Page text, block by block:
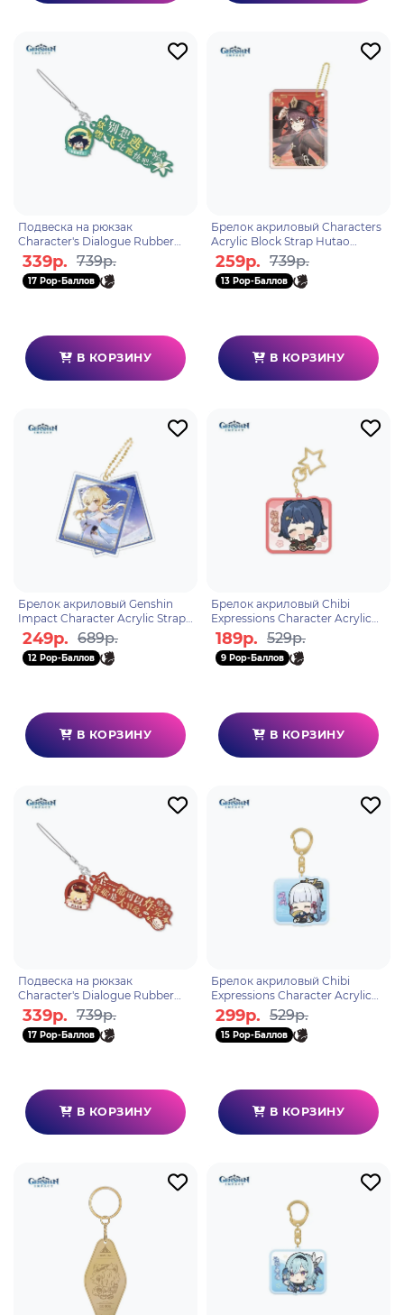
Подвеска на рюкзак
Character's Dialogue Rubber
Straps Venti 6974696614305
339р. 739р.
17 Pop-Баллов
В КОРЗИНУ
Брелок акриловый Characters
Acrylic Block Strap Hutao
6974696611434
259р. 739р.
13 Pop-Баллов
В КОРЗИНУ
Брелок акриловый Genshin
Impact Character Acrylic Strap
Traveller Lumine 6974696614817
249р. 689р.
12 Pop-Баллов
В КОРЗИНУ
Брелок акриловый Chibi
Expressions Character Acrylic
Keychain Xiangling
6974696616644
189р. 529р.
9 Pop-Баллов
В КОРЗИНУ
Подвеска на рюкзак
Character's Dialogue Rubber
Straps Klee 6974696614312
339р. 739р.
17 Pop-Баллов
В КОРЗИНУ
Брелок акриловый Chibi
Expressions Character Acrylic
Keychain Kamisato Ayaka
6974696611328
299р. 529р.
15 Pop-Баллов
В КОРЗИНУ